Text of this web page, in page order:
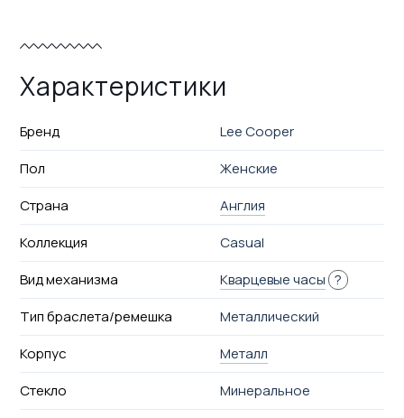
Характеристики
Бренд
Lee Cooper
Пол
Женские
Страна
Англия
Коллекция
Casual
Вид механизма
Кварцевые часы ?
Тип браслета/ремешка
Металлический
Корпус
Металл
Стекло
Минеральное